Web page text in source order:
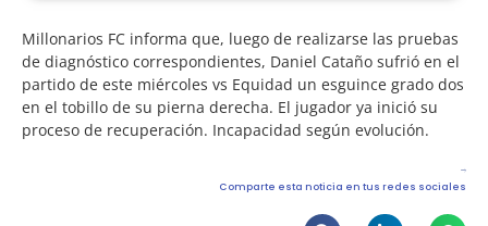
Millonarios FC informa que, luego de realizarse las pruebas
de diagnóstico correspondientes, Daniel Cataño sufrió en el
partido de este miércoles vs Equidad un esguince grado dos
en el tobillo de su pierna derecha. El jugador ya inició su
proceso de recuperación. Incapacidad según evolución.
Comparte esta noticia en tus redes sociales